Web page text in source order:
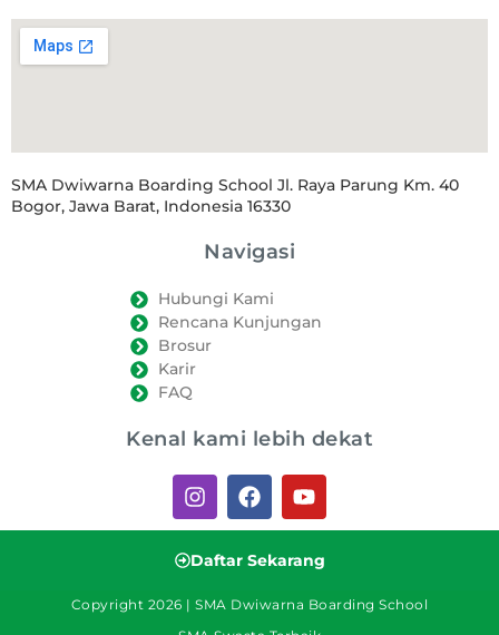
SMA Dwiwarna Boarding School Jl. Raya Parung Km. 40
Bogor, Jawa Barat, Indonesia 16330
Navigasi
Hubungi Kami
Rencana Kunjungan
Brosur
Karir
FAQ
Kenal kami lebih dekat
Daftar Sekarang
Copyright 2026 | SMA Dwiwarna Boarding School